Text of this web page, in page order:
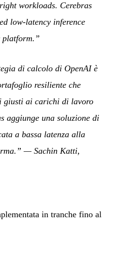
workloads. Cerebras
low-latency inference
platform.”
di calcolo di OpenAI è
resiliente che
giusti ai carichi di lavoro
aggiunge una soluzione di
a bassa latenza alla
— Sachin Katti,
in tranche fino al